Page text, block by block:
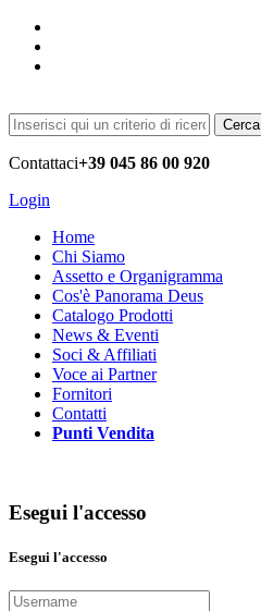
Cerca
Contattaci+39 045 86 00 920
Login
Home
Chi Siamo
Assetto e Organigramma
Cos'è Panorama Deus
Catalogo Prodotti
News & Eventi
Soci & Affiliati
Voce ai Partner
Fornitori
Contatti
Punti Vendita
Esegui l'accesso
Esegui l'accesso